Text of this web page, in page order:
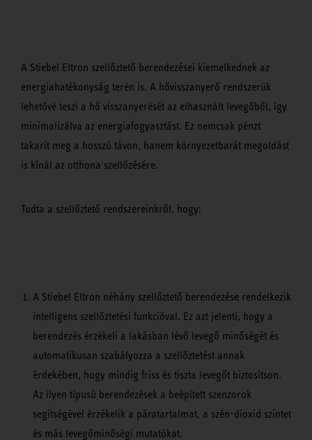
A Stiebel Eltron szellőztető berendezései kiemelkednek az
energiahatékonyság terén is. A hővisszanyerő rendszerük
lehetővé teszi a hő visszanyerését az elhasznált levegőből, így
minimalizálva az energiafogyasztást. Ez nemcsak pénzt
takarít meg a hosszú távon, hanem környezetbarát megoldást
is kínál az otthona szellőzésére.
Tudta a szellőztető rendszereinkről, hogy:
A Stiebel Eltron néhány szellőztető berendezése rendelkezik
intelligens szellőztetési funkcióval. Ez azt jelenti, hogy a
berendezés érzékeli a lakásban lévő levegő minőségét és
automatikusan szabályozza a szellőztetést annak
érdekében, hogy mindig friss és tiszta levegőt biztosítson.
Az ilyen típusú berendezések a beépített szenzorok
segítségével érzékelik a páratartalmat, a szén-dioxid szintet
és más levegőminőségi mutatókat.